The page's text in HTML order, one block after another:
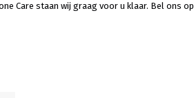
Care staan wij graag voor u klaar. Bel ons op